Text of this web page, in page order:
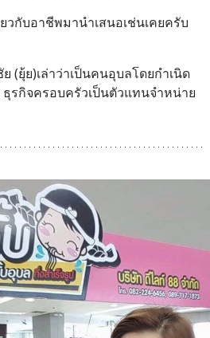
กับอาชีพมานำเสนอเช่นเคยครับ
ย)เล่าว่าเป็นคนอุบลโดยกำเนิด
รกิจครอบครัวเป็นตัวแทนจำหน่าย